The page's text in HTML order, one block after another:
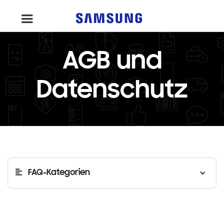
AGB und
Datenschutz
FAQ-Kategorien